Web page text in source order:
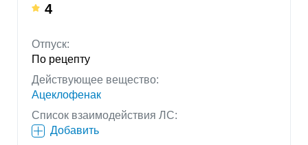
4
Отпуск:
По рецепту
Действующее вещество:
Ацеклофенак
Список взаимодействия ЛС:
Добавить